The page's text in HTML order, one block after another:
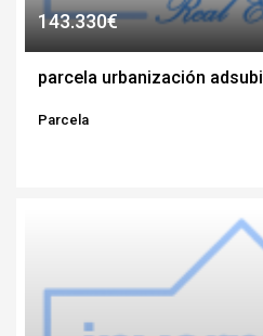
143.330€
parcela urbanización
Parcela